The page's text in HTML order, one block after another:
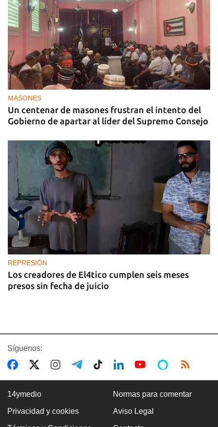
MASONES
Un centenar de masones frustran el intento del
Gobierno de apartar al líder del Supremo Consejo
REPRESIÓN
Los creadores de El4tico cumplen seis meses
presos sin fecha de juicio
Síguenos:
14ymedio Normas para comentar
Privacidad y cookies Aviso Legal